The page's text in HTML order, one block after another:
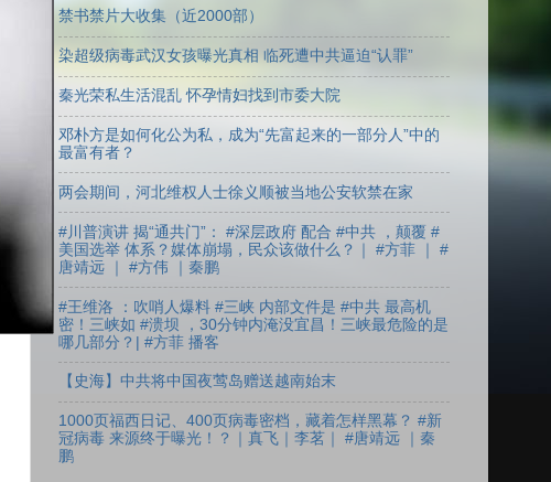
禁书禁片大收集（近2000部）
染超级病毒武汉女孩曝光真相 临死遭中共逼迫“认罪”
秦光荣私生活混乱 怀孕情妇找到市委大院
邓朴方是如何化公为私，成为“先富起来的一部分人”中的
最富有者？
两会期间，河北维权人士徐义顺被当地公安软禁在家
#川普演讲 揭“通共门”： #深层政府 配合 #中共 ，颠覆 #
美国选举 体系？媒体崩塌，民众该做什么？｜ #方菲 ｜ #
唐靖远 ｜ #方伟 ｜秦鹏
#王维洛 ：吹哨人爆料 #三峡 内部文件是 #中共 最高机
密！三峡如 #溃坝 ，30分钟内淹没宜昌！三峡最危险的是
哪几部分？| #方菲 播客
【史海】中共将中国夜莺岛赠送越南始末
1000页福西日记、400页病毒密档，藏着怎样黑幕？ #新
冠病毒 来源终于曝光！？｜真飞｜李茗｜ #唐靖远 ｜秦
鹏